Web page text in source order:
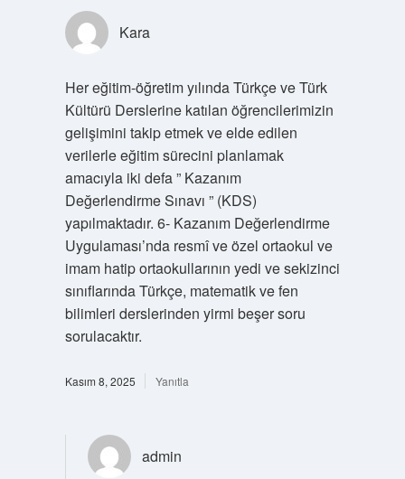
Kara
Her eğitim-öğretim yılında Türkçe ve Türk
Kültürü Derslerine katılan öğrencilerimizin
gelişimini takip etmek ve elde edilen
verilerle eğitim sürecini planlamak
amacıyla iki defa ” Kazanım
Değerlendirme Sınavı ” (KDS)
yapılmaktadır. 6- Kazanım Değerlendirme
Uygulaması’nda resmî ve özel ortaokul ve
imam hatip ortaokullarının yedi ve sekizinci
sınıflarında Türkçe, matematik ve fen
bilimleri derslerinden yirmi beşer soru
sorulacaktır.
Kasım 8, 2025 Yanıtla
admin